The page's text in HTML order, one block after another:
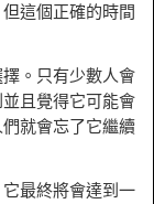
這個正確的時間
。只有少數人會
且覺得它可能會
就會忘了它繼續
最終將會達到一